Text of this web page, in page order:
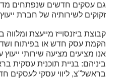
גם עסקים חדשים שנפתחים
זקוקים לשירותיה של חברת
קבוצת ביזנסוייז מייעצת
הקמת עסק חדש או בפיתוח
אנו מציעים מציעה שירותי ייעוץ
ביניהם: בניית תוכנית עסקית
בראשל"צ, ליווי עסקי לעסקים